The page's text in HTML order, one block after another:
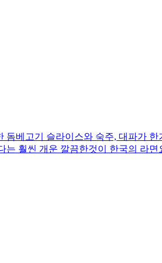
베고기 슬라이스와 숙주, 대파가
훨씬 개운 깔끔한것이 한국의 라